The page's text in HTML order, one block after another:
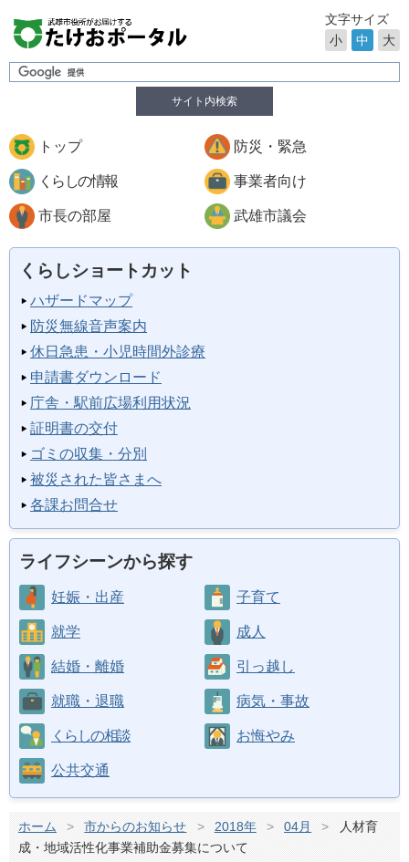
サイト内検索
文字サイズ
小
中 大
トップ 防災・緊急
くらしの情報 事業者向け
市長の部屋 武雄市議会
くらしショートカット
ハザードマップ
防災無線音声案内
休日急患・小児時間外診療
申請書ダウンロード
庁舎・駅前広場利用状況
証明書の交付
ゴミの収集・分別
被災された皆さまへ
各課お問合せ
ライフシーンから探す
妊娠・出産 子育て
就学 成人
結婚・離婚 引っ越し
就職・退職 病気・事故
くらしの相談 お悔やみ
公共交通
ホーム > 市からのお知らせ > 2018年 > 04月 >
人材育
成・地域活性化事業補助金募集について